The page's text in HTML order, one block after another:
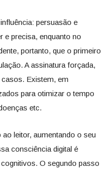
persuasão e
e precisa, enquanto no
portanto, que o primeiro
A assinatura forçada,
casos. Existem, em
para otimizar o tempo
etc.
leitor, aumentando o seu
consciência digital é
O segundo passo